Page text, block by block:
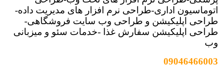
اداری-طراحی نرم افزار های مدیریت داده-
اپلیکیشن و طراحی وب سایت فروشگاهی-
سفارش غذا -خدمات سئو و میزبانی